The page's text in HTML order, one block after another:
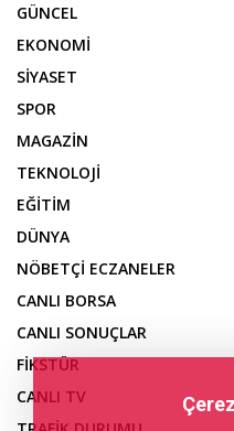
GÜNCEL
EKONOMİ
SİYASET
SPOR
MAGAZİN
TEKNOLOJİ
EĞİTİM
DÜNYA
NÖBETÇİ ECZANELER
CANLI BORSA
CANLI SONUÇLAR
FİKSTÜR
CANLI TV